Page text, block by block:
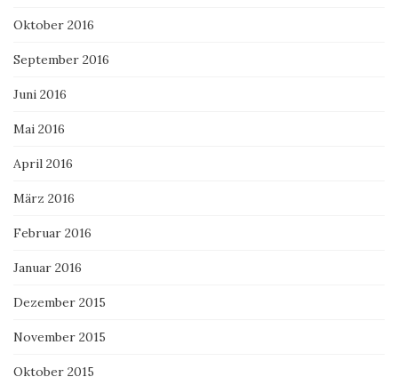
Oktober 2016
September 2016
Juni 2016
Mai 2016
April 2016
März 2016
Februar 2016
Januar 2016
Dezember 2015
November 2015
Oktober 2015